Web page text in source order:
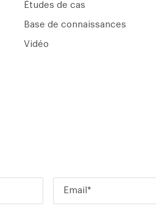
Études de cas
Base de connaissances
Vidéo